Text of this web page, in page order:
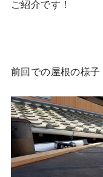
ご紹介です！
前回での屋根の様子